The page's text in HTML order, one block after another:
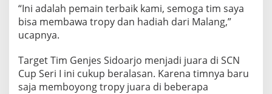
“Ini adalah pemain terbaik kami, semoga tim saya
bisa membawa tropy dan hadiah dari Malang,”
ucapnya.
Target Tim Genjes Sidoarjo menjadi juara di SCN
Cup Seri I ini cukup beralasan. Karena timnya baru
saja memboyong tropy juara di beberapa